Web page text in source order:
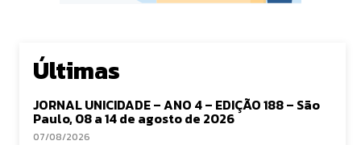
Últimas
JORNAL UNICIDADE – ANO 4 – EDIÇÃO 188 – São
Paulo, 08 a 14 de agosto de 2026
07/08/2026